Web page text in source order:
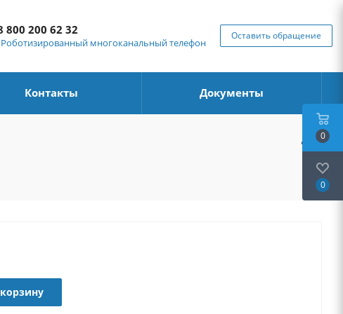
800 200 62 32
Роботизированный многоканальный телефон
Оставить обращение
Контакты Документы
0
0